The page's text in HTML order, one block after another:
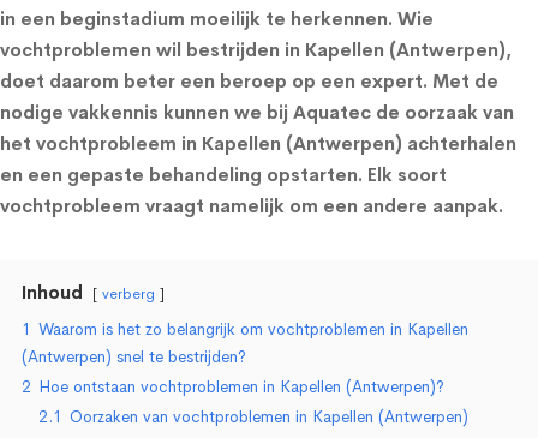
in een beginstadium moeilijk te herkennen. Wie
vochtproblemen wil bestrijden in Kapellen (Antwerpen),
doet daarom beter een beroep op een expert. Met de
nodige vakkennis kunnen we bij Aquatec de oorzaak van
het vochtprobleem in Kapellen (Antwerpen) achterhalen
en een gepaste behandeling opstarten. Elk soort
vochtprobleem vraagt namelijk om een andere aanpak.
Inhoud verberg
1 Waarom is het zo belangrijk om vochtproblemen in Kapellen
(Antwerpen) snel te bestrijden?
2 Hoe ontstaan vochtproblemen in Kapellen (Antwerpen)?
2.1 Oorzaken van vochtproblemen in Kapellen (Antwerpen)